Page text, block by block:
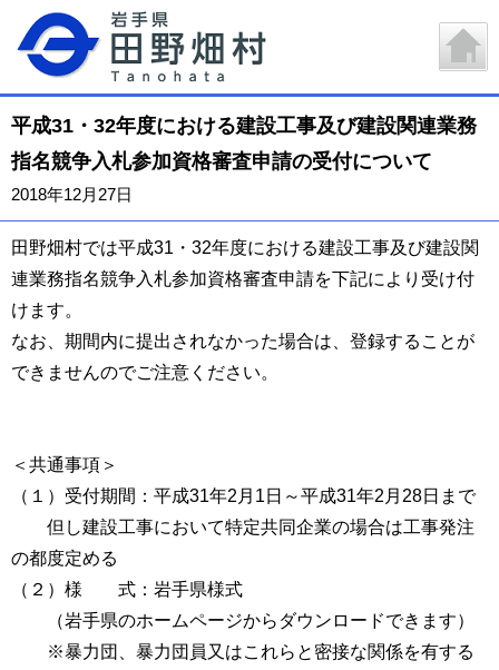
平成31・32年度における建設工事及び建設関連業務
指名競争入札参加資格審査申請の受付について
2018年12月27日
田野畑村では平成31・32年度における建設工事及び建設関
連業務指名競争入札参加資格審査申請を下記により受け付
けます。
なお、期間内に提出されなかった場合は、登録することが
できませんのでご注意ください。
＜共通事項＞
（１）受付期間：平成31年2月1日～平成31年2月28日まで
但し建設工事において特定共同企業の場合は工事発注
の都度定める
（２）様 式：岩手県様式
（岩手県のホームページからダウンロードできます）
※暴力団、暴力団員又はこれらと密接な関係を有する